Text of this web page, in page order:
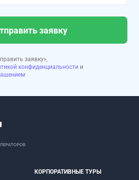
заявку
заявку»,
конфиденциальности и
КОРПОРАТИВНЫЕ ТУРЫ